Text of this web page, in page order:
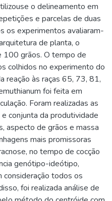
o delineamento em
e parcelas de duas
os experimentos avaliaram-
de planta, o
100 grãos. O tempo de
colhidos no experimento do
reação às raças 65, 73, 81,
foi feita em
Foram realizadas as
conjunta da produtividade
aspecto de grãos e massa
mais promissoras
no tempo de cocção
genótipo-ideótipo,
consideração todos os
foi realizada análise de